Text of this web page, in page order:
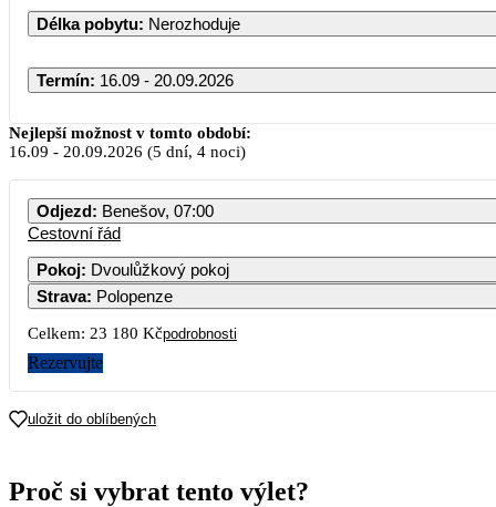
Délka pobytu: Nerozhoduje
Termín: 16.09 - 20.09.2026
Nejlepší možnost v tomto období:
16.09 - 20.09.2026 (5 dní, 4 noci)
Odjezd: Benešov, 07:00
Cestovní řád
Pokoj: Dvoulůžkový pokoj
Strava: Polopenze
Celkem: 23 180 Kčpodrobnosti
Rezervujte
uložit do oblíbených
Proč si vybrat tento výlet?